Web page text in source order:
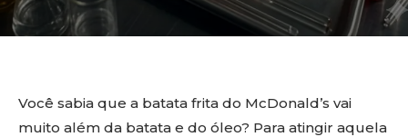
Você sabia que a batata frita do McDonald’s vai
muito além da batata e do óleo? Para atingir aquela